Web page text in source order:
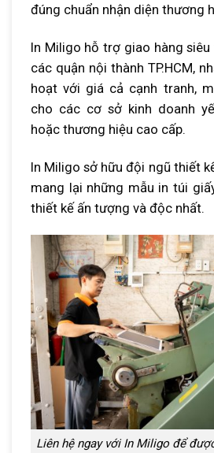
đúng chuẩn nhận diện thương
In Miligo hỗ trợ giao hàng
các quận nội thành TP.HCM,
hoạt với giá cả cạnh tranh,
cho các cơ sở kinh doanh
hoặc thương hiệu cao cấp.
In Miligo sở hữu đội ngũ thiết
mang lại những mẫu in túi
thiết kế ấn tượng và độc nhất.
Liên hệ ngay với In Miligo để